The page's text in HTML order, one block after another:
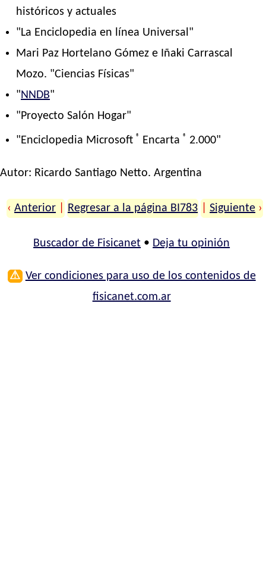
históricos y actuales
"La Enciclopedia en línea Universal"
Mari Paz Hortelano Gómez e Iñaki Carrascal
Mozo. "Ciencias Físicas"
"NNDB"
"Proyecto Salón Hogar"
"Enciclopedia Microsoft ® Encarta ® 2.000"
Autor: Ricardo Santiago Netto. Argentina
‹ Anterior Regresar a la página BI783 Siguiente ›
Buscador de Fisicanet • Deja tu opinión
⚠ Ver condiciones para uso de los contenidos de
fisicanet.com.ar